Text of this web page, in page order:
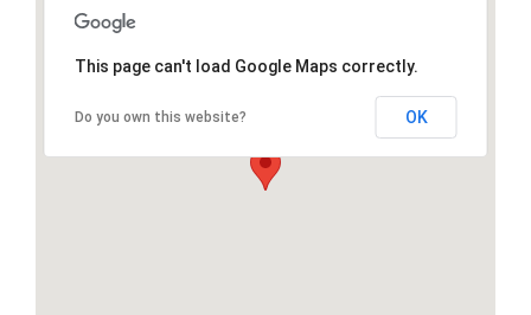
This page can't load Google Maps correctly.
Do you own this website? OK